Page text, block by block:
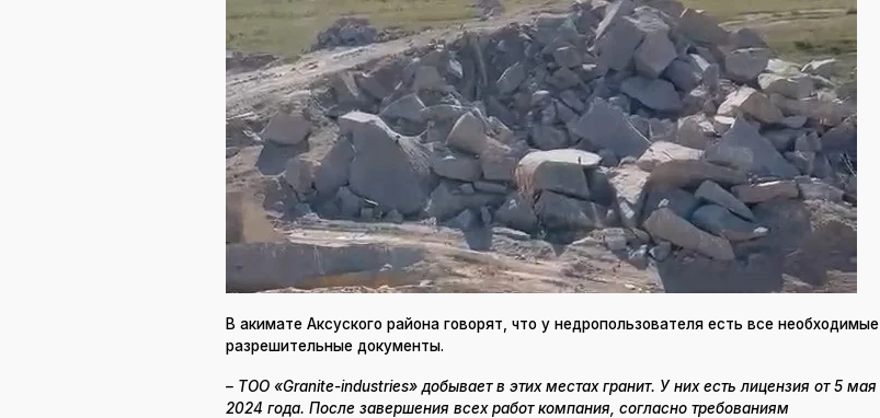
В акимате Аксуского района говорят, что у недропользователя есть все необходимые
разрешительные документы.
– ТОО «Granite-industries» добывает в этих местах гранит. У них есть лицензия от 5 мая
2024 года. После завершения всех работ компания, согласно требованиям